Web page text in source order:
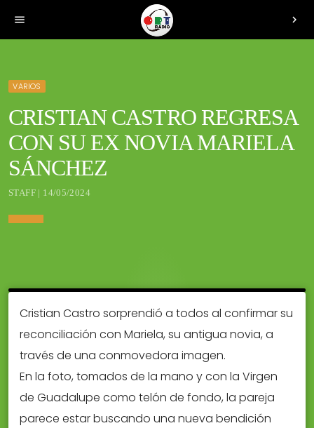
menu chevron_right
VARIOS
CRISTIAN CASTRO REGRESA
CON SU EX NOVIA MARIELA
SÁNCHEZ
STAFF | 14/05/2024
Cristian Castro sorprendió a todos al confirmar su
reconciliación con Mariela, su antigua novia, a
través de una conmovedora imagen.
En la foto, tomados de la mano y con la Virgen
de Guadalupe como telón de fondo, la pareja
parece estar buscando una nueva bendición